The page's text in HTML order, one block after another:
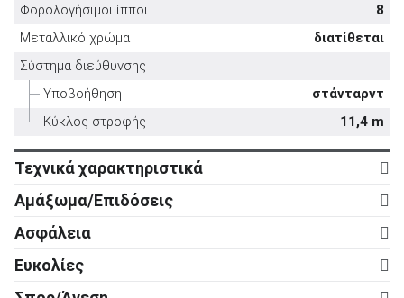
Μεταχειρισμένα
ΑΝΑΖΗΤΗΣΗ
Επιχειρήσεις
Φορολογήσιμοι ίπποι
8
Μεταλλικό χρώμα
διατίθεται
Σύστημα διεύθυνσης
Υποβοήθηση
στάνταρντ
Κύκλος στροφής
11,4 m
Τεχνικά χαρακτηριστικά
Κινητήρας
Κύλινδροι
3
Βαλβίδες
12
Κυβισμός
1.199 cc
Ισχύς
200 ps
Αμάξωμα/Επιδόσεις
Αμάξωμα
Τύπος
5d
Αριθμός θυρών
5
Ασφάλεια
Ενεργητική ασφάλεια
ABS
στάνταρντ
Ευκολίες
Ρυθμιζόμενο τιμόνι σε ύψος